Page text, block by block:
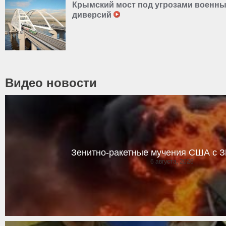
Крымский мост под угрозами
диверсий
Видео новости
Зенитно-ракетные мучения США с
6 августа, 2026